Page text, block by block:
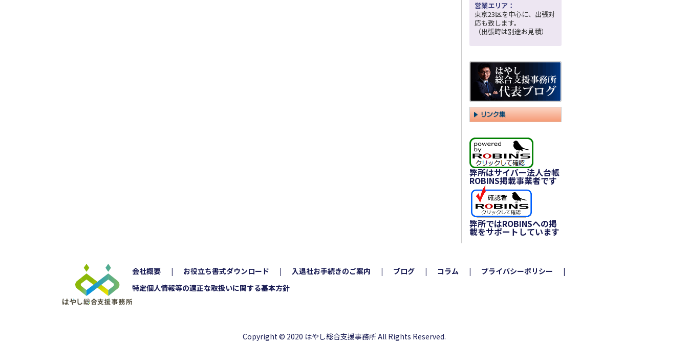
営業エリア：
東京23区を中心に、出張対
応も致します。
（出張時は別途お見積）
弊所はサイバー法人台帳
ROBINS掲載事業者です
弊所ではROBINSへの掲
載をサポートしています
会社概要 お役立ち書式ダウンロード 入退社お手続きのご案内 ブログ コラム
プライバシーポリシー
特定個人情報等の適正な取扱いに関する基本方針
Copyright © 2020 はやし総合支援事務所 All Rights Reserved.